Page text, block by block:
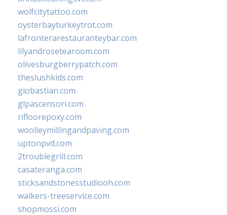
wolfcitytattoo.com
oysterbayturkeytrot.com
lafronterarestauranteybar.com
lilyandrosetearoom.com
olivesburgberrypatch.com
theslushkids.com
giobastian.com
glpascensori.com
rifloorepoxy.com
woolleymillingandpaving.com
uptonpvd.com
2troublegrill.com
casateranga.com
sticksandstonesstudiooh.com
walkers-treeservice.com
shopmossi.com